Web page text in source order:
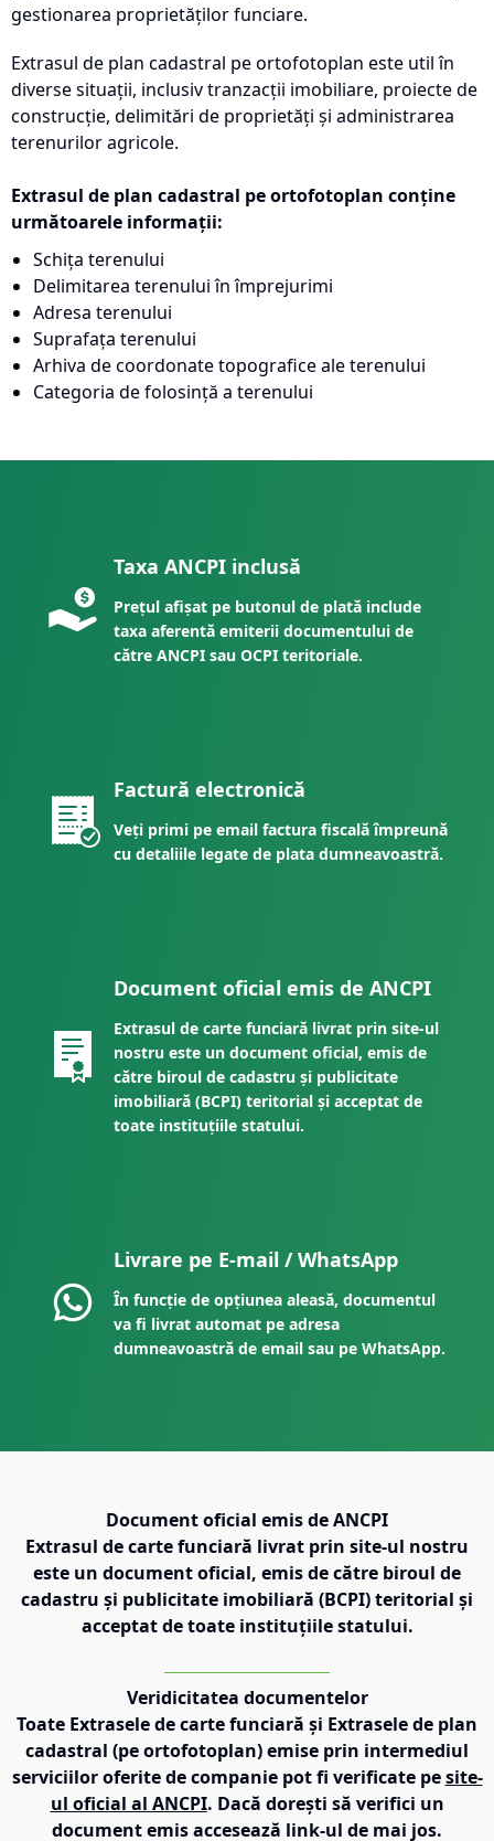
gestionarea proprietăților funciare.
Extrasul de plan cadastral pe ortofotoplan este util în
diverse situații, inclusiv tranzacții imobiliare, proiecte de
construcție, delimitări de proprietăți și administrarea
terenurilor agricole.
Extrasul de plan cadastral pe ortofotoplan conține
următoarele informații:
Schița terenului
Delimitarea terenului în împrejurimi
Adresa terenului
Suprafața terenului
Arhiva de coordonate topografice ale terenului
Categoria de folosință a terenului
Taxa ANCPI inclusă
Prețul afișat pe butonul de plată include
taxa aferentă emiterii documentului de
către ANCPI sau OCPI teritoriale.
Factură electronică
Veți primi pe email factura fiscală împreună
cu detaliile legate de plata dumneavoastră.
Document oficial emis de ANCPI
Extrasul de carte funciară livrat prin site-ul
nostru este un document oficial, emis de
către biroul de cadastru și publicitate
imobiliară (BCPI) teritorial și acceptat de
toate instituțiile statului.
Livrare pe E-mail / WhatsApp
În funcție de opțiunea aleasă, documentul
va fi livrat automat pe adresa
dumneavoastră de email sau pe WhatsApp.
Document oficial emis de ANCPI
Extrasul de carte funciară livrat prin site-ul nostru
este un document oficial, emis de către biroul de
cadastru și publicitate imobiliară (BCPI) teritorial și
acceptat de toate instituțiile statului.
Veridicitatea documentelor
Toate Extrasele de carte funciară și Extrasele de plan
cadastral (pe ortofotoplan) emise prin intermediul
serviciilor oferite de companie pot fi verificate pe site-
ul oficial al ANCPI. Dacă dorești să verifici un
document emis accesează link-ul de mai jos.